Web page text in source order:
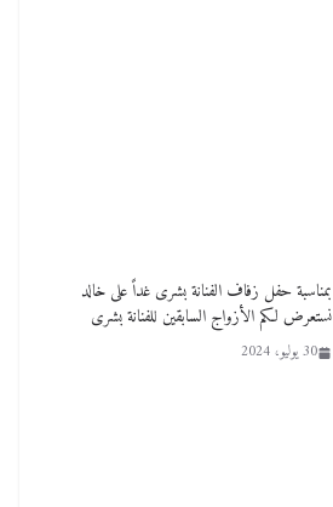
بمناسبة حفل زفاف الفنانة بشرى غداً على خالد
نستعرض لكم الأزواج السابقين للفنانة بشرى
30 يوليو، 2024